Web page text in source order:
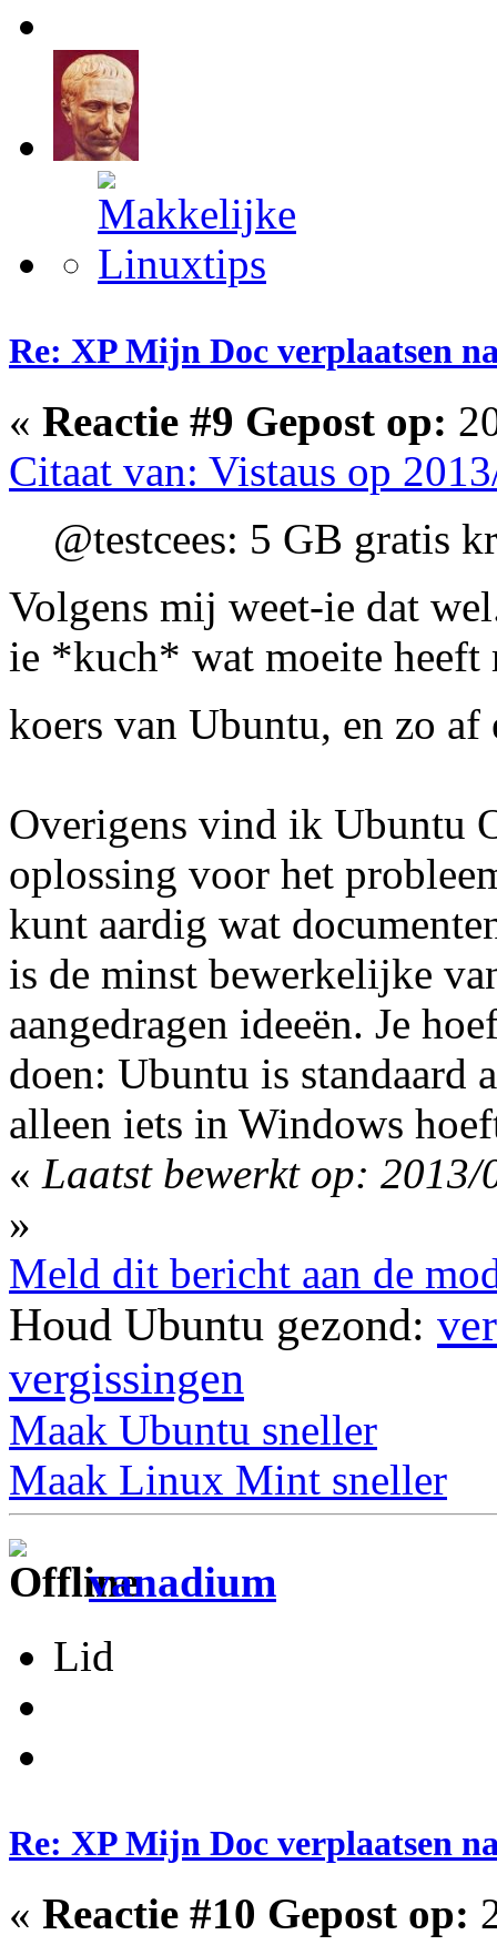
Re: XP Mijn Doc verplaatsen
« Reactie #9 Gepost op:
Citaat van: Vistaus op
@testcees: 5 GB gratis
Volgens mij weet-ie dat
ie *kuch* wat moeite heeft
koers van Ubuntu, en zo
Overigens vind ik Ubuntu
oplossing voor het
kunt aardig wat
is de minst bewerkelijke
aangedragen ideeën. Je
doen: Ubuntu is standaard
alleen iets in Windows
« Laatst bewerkt op:
»
Meld dit bericht aan de
Houd Ubuntu gezond:
vergissingen
Maak Ubuntu sneller
Maak Linux Mint sneller
vanadium
Lid
Re: XP Mijn Doc verplaatsen
« Reactie #10 Gepost op: